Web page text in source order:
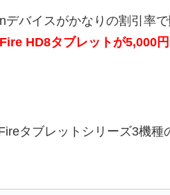
バイスがかなりの割引率
Fire HD8タブレットが5,000
タブレットシリーズ3機種